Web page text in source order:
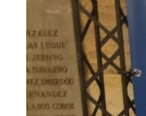
/
Sin categoría
/
El Club de Mar Almería, campeón por
equipos del XXX Trofeo Asociación
Nacional de Clubes Naúticos/ Trofeo
Theresa Zabel